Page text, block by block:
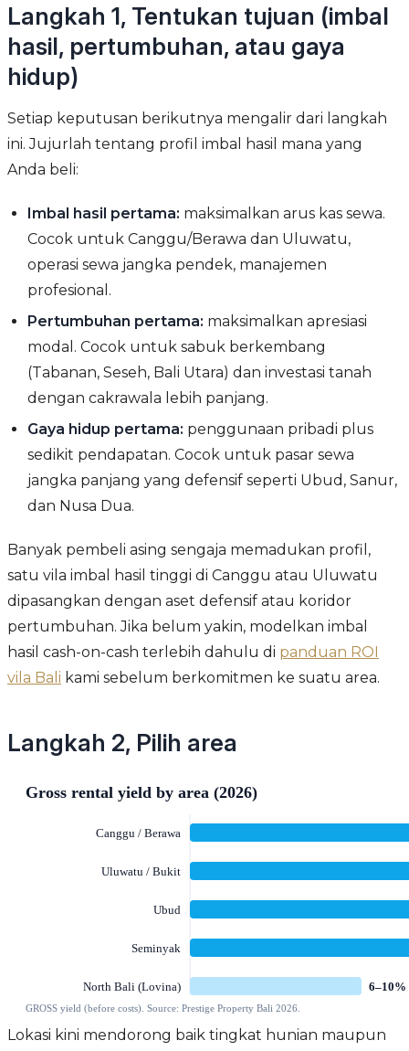
Langkah 1, Tentukan tujuan (imbal
hasil, pertumbuhan, atau gaya
hidup)
Setiap keputusan berikutnya mengalir dari langkah
ini. Jujurlah tentang profil imbal hasil mana yang
Anda beli:
Imbal hasil pertama: maksimalkan arus kas sewa.
Cocok untuk Canggu/Berawa dan Uluwatu,
operasi sewa jangka pendek, manajemen
profesional.
Pertumbuhan pertama: maksimalkan apresiasi
modal. Cocok untuk sabuk berkembang
(Tabanan, Seseh, Bali Utara) dan investasi tanah
dengan cakrawala lebih panjang.
Gaya hidup pertama: penggunaan pribadi plus
sedikit pendapatan. Cocok untuk pasar sewa
jangka panjang yang defensif seperti Ubud, Sanur,
dan Nusa Dua.
Banyak pembeli asing sengaja memadukan profil,
satu vila imbal hasil tinggi di Canggu atau Uluwatu
dipasangkan dengan aset defensif atau koridor
pertumbuhan. Jika belum yakin, modelkan imbal
hasil cash-on-cash terlebih dahulu di panduan ROI
vila Bali kami sebelum berkomitmen ke suatu area.
Langkah 2, Pilih area
Lokasi kini mendorong baik tingkat hunian maupun